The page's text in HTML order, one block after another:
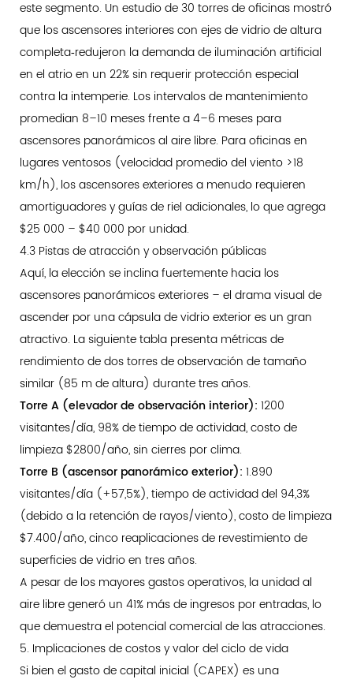
este segmento. Un estudio de 30 torres de oficinas mostró
que los ascensores interiores con ejes de vidrio de altura
completa‑redujeron la demanda de iluminación artificial
en el atrio en un 22% sin requerir protección especial
contra la intemperie. Los intervalos de mantenimiento
promedian 8–10 meses frente a 4–6 meses para
ascensores panorámicos al aire libre. Para oficinas en
lugares ventosos (velocidad promedio del viento >18
km/h), los ascensores exteriores a menudo requieren
amortiguadores y guías de riel adicionales, lo que agrega
$25 000 – $40 000 por unidad.
4.3 Pistas de atracción y observación públicas
Aquí, la elección se inclina fuertemente hacia los
ascensores panorámicos exteriores – el drama visual de
ascender por una cápsula de vidrio exterior es un gran
atractivo. La siguiente tabla presenta métricas de
rendimiento de dos torres de observación de tamaño
similar (85 m de altura) durante tres años.
Torre A (elevador de observación interior): 1200
visitantes/día, 98% de tiempo de actividad, costo de
limpieza $2800/año, sin cierres por clima.
Torre B (ascensor panorámico exterior): 1.890
visitantes/día (+57,5%), tiempo de actividad del 94,3%
(debido a la retención de rayos/viento), costo de limpieza
$7.400/año, cinco reaplicaciones de revestimiento de
superficies de vidrio en tres años.
A pesar de los mayores gastos operativos, la unidad al
aire libre generó un 41% más de ingresos por entradas, lo
que demuestra el potencial comercial de las atracciones.
5. Implicaciones de costos y valor del ciclo de vida
Si bien el gasto de capital inicial (CAPEX) es una